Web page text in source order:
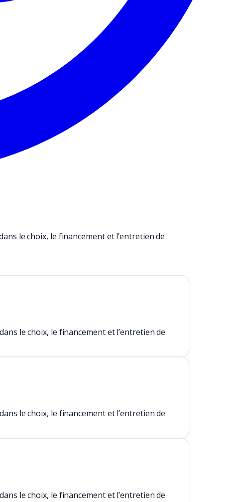
le choix, le financement et l’entretien de
le choix, le financement et l’entretien de
le choix, le financement et l’entretien de
le choix, le financement et l’entretien de